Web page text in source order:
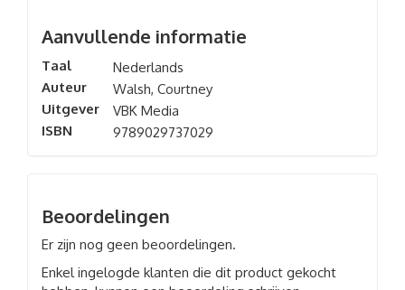
Aanvullende informatie
Taal
Nederlands
Auteur
Walsh, Courtney
Uitgever
VBK Media
ISBN
9789029737029
Beoordelingen
Er zijn nog geen beoordelingen.
Enkel ingelogde klanten die dit product gekocht